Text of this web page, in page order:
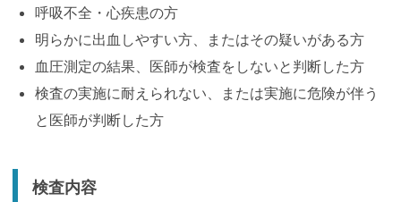
呼吸不全・心疾患の方
明らかに出血しやすい方、またはその疑いがある方
血圧測定の結果、医師が検査をしないと判断した方
検査の実施に耐えられない、または実施に危険が伴う
と医師が判断した方
検査内容